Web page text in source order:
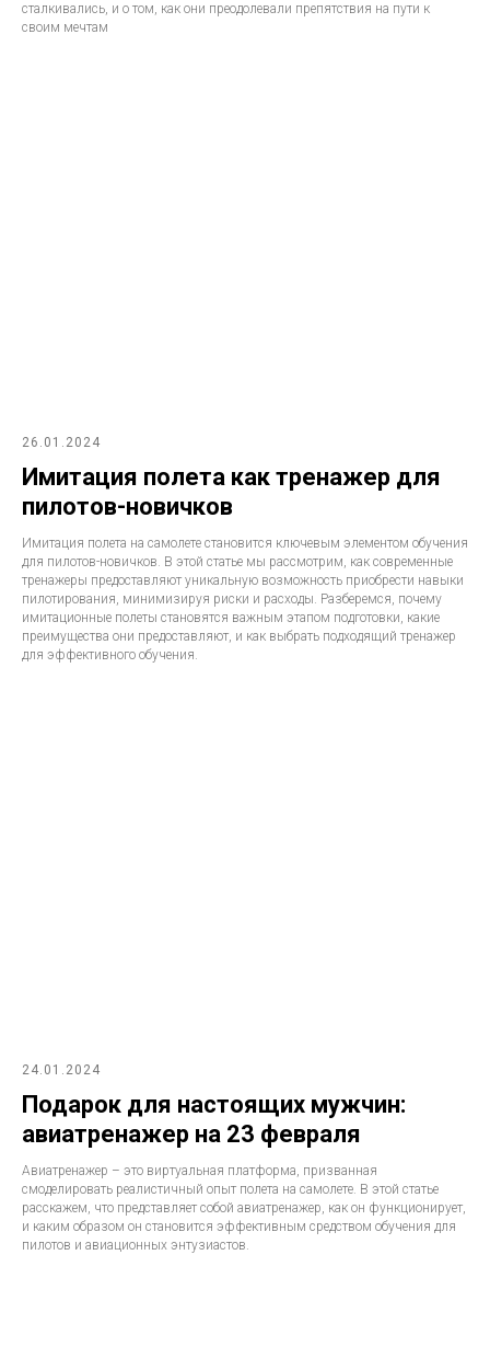
сталкивались, и о том, как они преодолевали препятствия на пути к
своим мечтам
26.01.2024
Имитация полета как тренажер для
пилотов-новичков
Имитация полета на самолете становится ключевым элементом обучения
для пилотов-новичков. В этой статье мы рассмотрим, как современные
тренажеры предоставляют уникальную возможность приобрести навыки
пилотирования, минимизируя риски и расходы. Разберемся, почему
имитационные полеты становятся важным этапом подготовки, какие
преимущества они предоставляют, и как выбрать подходящий тренажер
для эффективного обучения.
24.01.2024
Подарок для настоящих мужчин:
авиатренажер на 23 февраля
Авиатренажер – это виртуальная платформа, призванная
смоделировать реалистичный опыт полета на самолете. В этой статье
расскажем, что представляет собой авиатренажер, как он функционирует,
и каким образом он становится эффективным средством обучения для
пилотов и авиационных энтузиастов.